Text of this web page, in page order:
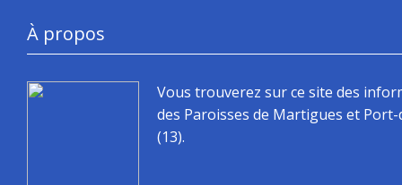
À propos
Vous trouverez sur ce site des
des Paroisses de Martigues et
(13).